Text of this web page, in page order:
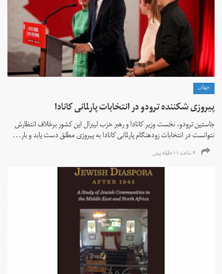
جهان
پیروزی شکننده ترودو در انتخابات پارلمانی کانادا
جاستین ترودو، نخست وزیر کانادا و رهبر حزب لیبرال این کشور برخلاف انتظارش
نتوانست در انتخابات زود‌هنگام پارلمانی کانادا به پیروزی مطلق دست یابد و بار...
۴ ساعت ۱۱ دقیقه پیش